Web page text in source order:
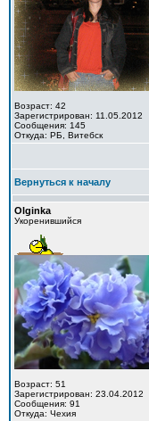
Возраст: 42
Зарегистрирован: 11.05.2012
Сообщения: 145
Откуда: РБ, Витебск
Вернуться к началу
Olginka
Укоренившийся
Возраст: 51
Зарегистрирован: 23.04.2012
Сообщения: 91
Откуда: Чехия